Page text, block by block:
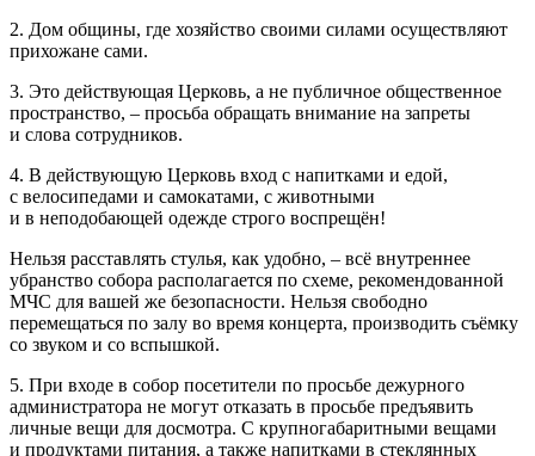
2. Дом общины, где хозяйство своими силами осуществляют
прихожане сами.
3. Это действующая Церковь, а не публичное общественное
пространство, – просьба обращать внимание на запреты
и слова сотрудников.
4. В действующую Церковь вход с напитками и едой,
с велосипедами и самокатами, с животными
и в неподобающей одежде строго воспрещён!
Нельзя расставлять стулья, как удобно, – всё внутреннее
убранство собора располагается по схеме, рекомендованной
МЧС для вашей же безопасности. Нельзя свободно
перемещаться по залу во время концерта, производить съёмку
со звуком и со вспышкой.
5. При входе в собор посетители по просьбе дежурного
администратора не могут отказать в просьбе предъявить
личные вещи для досмотра. С крупногабаритными вещами
и продуктами питания, а также напитками в стеклянных